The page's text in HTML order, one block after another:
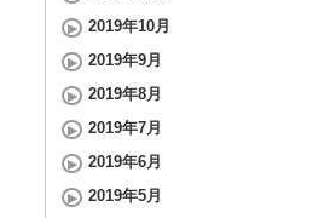
2019年10月
2019年9月
2019年8月
2019年7月
2019年6月
2019年5月